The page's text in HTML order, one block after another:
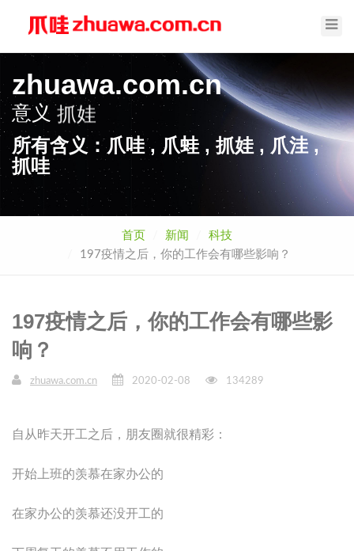
zhuawa.com.cn
意义 抓娃
所有含义：爪哇 , 爪蛙 , 抓娃 , 爪洼 ,
抓哇
首页 新闻
科技
197疫情之后，你的工作会有哪些影响？
197疫情之后，你的工作会有哪些影
响？
zhuawa.com.cn 2020-02-08 134289
自从昨天开工之后，朋友圈就很精彩：
开始上班的羡慕在家办公的
在家办公的羡慕还没开工的